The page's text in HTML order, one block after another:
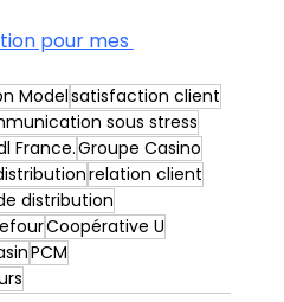
pour mes
Modelsatisfaction client
sous stress
France.Groupe Casino
relation client
distribution
Coopérative U
PCM